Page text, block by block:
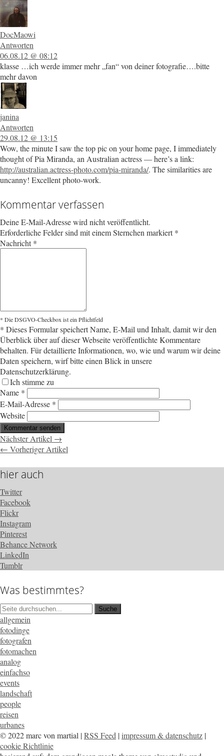
DocMaowi
Antworten
06.08.12 @ 08:12
klasse …ich werde immer mehr „fan“ von deiner fotografie….bitte
mehr davon
janina
Antworten
29.08.12 @ 13:15
Wow, the minute I saw the top pic on your home page, I immediately
thought of Pia Miranda, an Australian actress — here’s a link:
http://australian.actress-photo.com/pia-miranda/. The similarities are
uncanny! Excellent photo-work.
Kommentar verfassen
Deine E-Mail-Adresse wird nicht veröffentlicht.
Erforderliche Felder sind mit einem Sternchen markiert*
Nachricht*
* Die DSGVO-Checkbox ist ein Pflichtfeld
* Dieses Formular speichert Name, E-Mail und Inhalt, damit wir den
Überblick über auf dieser Webseite veröffentlichte Kommentare
behalten. Für detaillierte Informationen, wo, wie und warum wir deine
Daten speichern, wirf bitte einen Blick in unsere
Datenschutzerklärung.
Ich stimme zu
Name *
E-Mail-Adresse *
Website
Nächster Artikel →
← Vorheriger Artikel
hier auch
Twitter
Facebook
Flickr
Instagram
Pinterest
Behance Network
LinkedIn
Tumblr
Was bestimmtes?
allgemein
fotodinge
fotografen
fotomachen
analog
einfachso
events
landschaft
people
reisen
urbanes
© 2022 marc von martial |RSS Feed |impressum & datenschutz |
cookie Richtlinie